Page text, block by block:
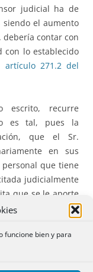
funcione bien y para
judicial ha de
siendo el aumento
contar con
con lo establecido
artículo 271.2 del
escrito, recurre
es tal, pues la
que el Sr.
en sus
que tiene
judicialmente
que se le aporte
si estuvo
En definitiva que
valorar y